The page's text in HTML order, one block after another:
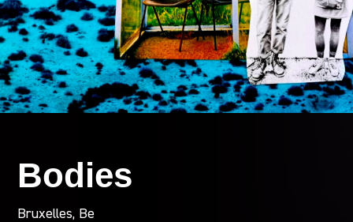
Bodies
Bruxelles, Be